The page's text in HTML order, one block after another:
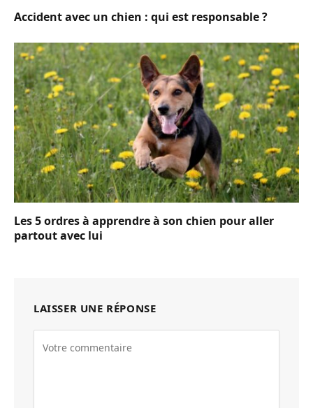
Accident avec un chien : qui est responsable ?
Les 5 ordres à apprendre à son chien pour aller
partout avec lui
LAISSER UNE RÉPONSE